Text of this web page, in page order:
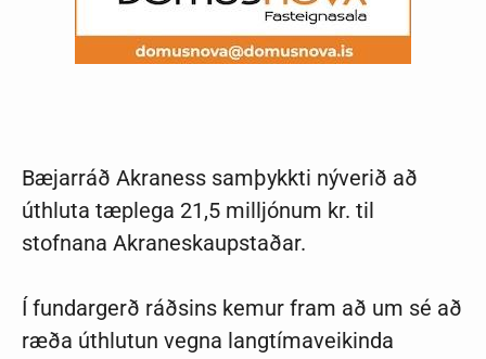
Bæjarráð Akraness samþykkti nýverið að
úthluta tæplega 21,5 milljónum kr. til
stofnana Akraneskaupstaðar.
Í fundargerð ráðsins kemur fram að um sé að
ræða úthlutun vegna langtímaveikinda